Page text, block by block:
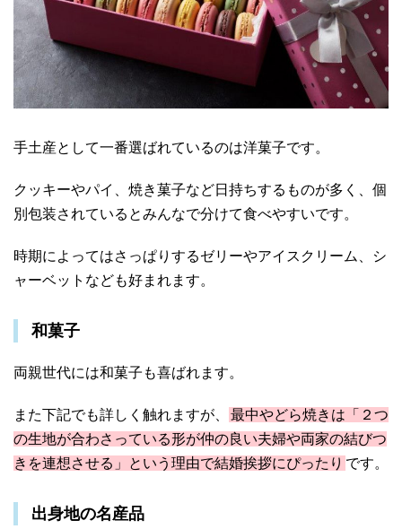
手土産として一番選ばれているのは洋菓子です。
クッキーやパイ、焼き菓子など日持ちするものが多く、個
別包装されているとみんなで分けて食べやすいです。
時期によってはさっぱりするゼリーやアイスクリーム、シ
ャーベットなども好まれます。
和菓子
両親世代には和菓子も喜ばれます。
また下記でも詳しく触れますが、
最中やどら焼きは「２つ
の生地が合わさっている形が仲の良い夫婦や両家の結びつ
きを連想させる」という理由で結婚挨拶にぴったり です。
出身地の名産品